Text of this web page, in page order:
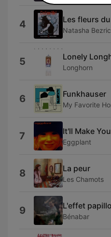
4 Les fleurs
Natasha
5 Lonely
Longhorn
6 Funkhauser
My Favorite
7 It'll Make
Eggplant
8 La peur
Les Chamots
9 L'effet
Bénabar